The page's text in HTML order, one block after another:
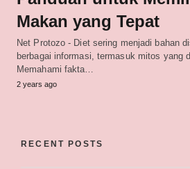
Makan yang Tepat
Net Protozo - Diet sering menjadi bahan
berbagai informasi, termasuk mitos yang
Memahami fakta…
2 years ago
RECENT POSTS